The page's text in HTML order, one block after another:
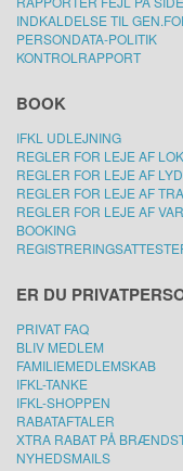
INDKALDELSE TIL
PERSONDATA-POLITIK
KONTROLRAPPORT
BOOK
IFKL UDLEJNING
REGLER FOR LEJE AF
REGLER FOR LEJE AF
REGLER FOR LEJE AF
REGLER FOR LEJE AF
BOOKING
ER DU
PRIVAT FAQ
BLIV MEDLEM
FAMILIEMEDLEMSKAB
IFKL-TANKE
IFKL-SHOPPEN
RABATAFTALER
XTRA RABAT PÅ
NYHEDSMAILS